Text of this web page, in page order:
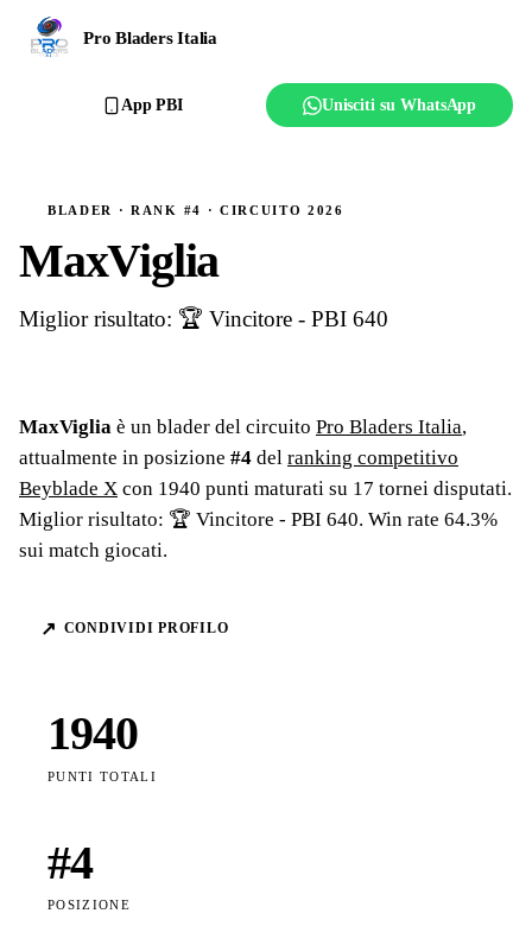
Pro Bladers Italia
Ranking
Regolamento
App PBI Unisciti su WhatsApp
BLADER · RANK #4 · CIRCUITO 2026
MaxViglia
Miglior risultato: 🏆 Vincitore - PBI 640
MaxViglia è un blader del circuito Pro Bladers Italia,
attualmente in posizione #4 del ranking competitivo
Beyblade X con 1940 punti maturati su 17 tornei disputati.
Miglior risultato: 🏆 Vincitore - PBI 640. Win rate 64.3%
sui match giocati.
↗ CONDIVIDI PROFILO
1940
PUNTI TOTALI
#4
POSIZIONE